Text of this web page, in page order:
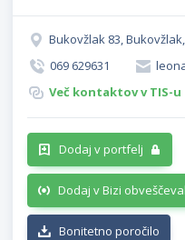
Bukovžlak 83,
069 629631
Več kontaktov v TIS-u
Dodaj v portfelj
Dodaj v Bizi
Bonitetno poročilo